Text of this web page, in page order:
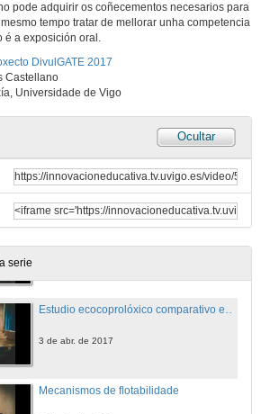
pode adquirir os coñecementos necesarios para
tempo tratar de mellorar unha competencia
é a exposición oral.
DivulGATE 2017
Castellano
Universidade de Vigo
Ocultar
serie
3 de abr. de 2017
Biocombustibles
Un futuro renovable
3 de abr. de 2017
Biocombustibles. Quenda de cuestións
Un futuro renovable
3 de abr. de 2017
Estudio ecocoprolóxico comparativo entre parásitos intestinales de équidos
Estudio ecocoprolóxico comparativo entre parásitos intestinales de équidos. Quenda de cuestións
3 de abr. de 2017
Mecanismos de flotabilidade